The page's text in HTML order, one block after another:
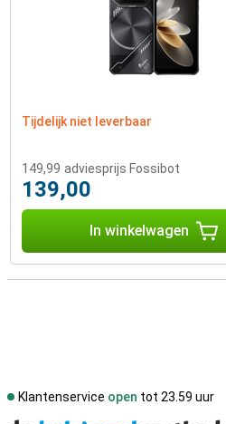
Tijdelijk niet leverbaar
149,99 adviesprijs Fossibot
139,00
In winkelwagen
Klantenservice open tot 23.59 uur